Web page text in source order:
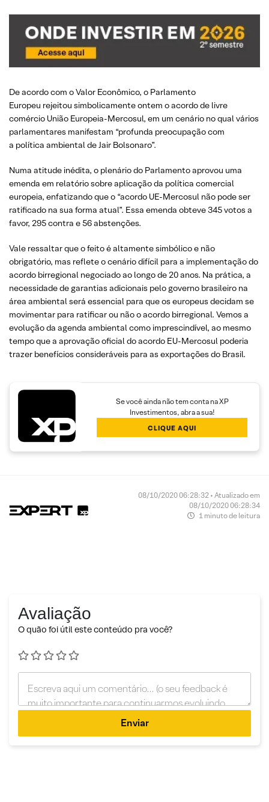
De acordo com o Valor Econômico, o Parlamento
Europeu rejeitou simbolicamente ontem o acordo de livre
comércio União Europeia-Mercosul, em um cenário no qual vários
parlamentares manifestam “profunda preocupação com
a política ambiental de Jair Bolsonaro”.
Numa atitude inédita, o plenário do Parlamento aprovou uma
emenda em relatório sobre aplicação da política comercial
europeia, enfatizando que o “acordo UE-Mercosul não pode ser
ratificado na sua forma atual”. Essa emenda obteve 345 votos a
favor, 295 contra e 56 abstenções.
Vale ressaltar que o feito é altamente simbólico e não
obrigatório, mas reflete o cenário difícil para a implementação do
acordo birregional negociado ao longo de 20 anos. Na prática, a
necessidade de garantias adicionais pelo governo brasileiro na
área ambiental será essencial para que os europeus decidam se
movimentar para ratificar ou não o acordo birregional. Vemos a
evolução da agenda ambiental como imprescindível, ao mesmo
tempo que a aprovação oficial do acordo EU-Mercosul poderia
trazer benefícios consideráveis para as exportações do Brasil.
Se você ainda não tem conta na XP
Investimentos, abra a sua!
CLIQUE AQUI
08/10/2020 06:28:32 • Atualizado em
08/10/2020 06:28:34
1 minuto de leitura
Avaliação
O quão foi útil este conteúdo pra você?
Enviar